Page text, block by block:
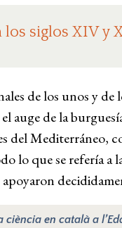
los siglos XIV y
de los unos y
auge de la
del
lo que se refería
ciència en català a